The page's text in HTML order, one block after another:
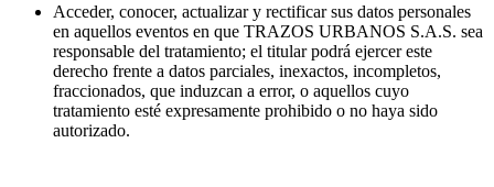
Acceder, conocer, actualizar y rectificar sus datos personales
en aquellos eventos en que TRAZOS URBANOS S.A.S. sea
responsable del tratamiento; el titular podrá ejercer este
derecho frente a datos parciales, inexactos, incompletos,
fraccionados, que induzcan a error, o aquellos cuyo
tratamiento esté expresamente prohibido o no haya sido
autorizado.